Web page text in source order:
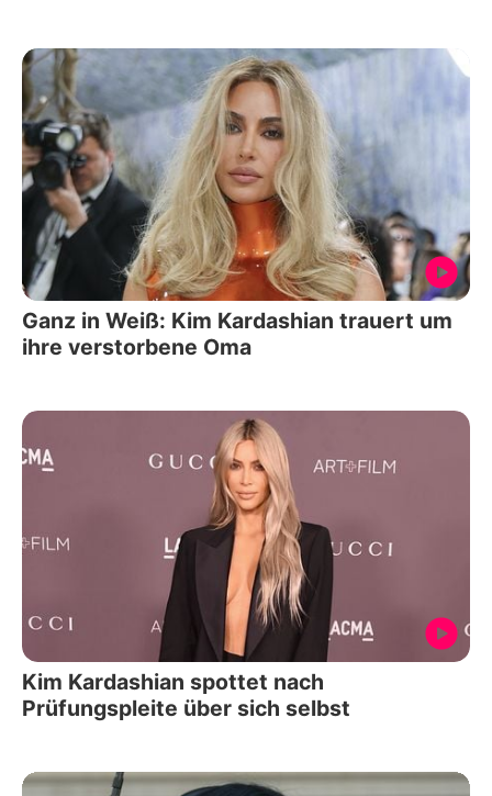
Ganz in Weiß: Kim Kardashian trauert um
ihre verstorbene Oma
Kim Kardashian spottet nach
Prüfungspleite über sich selbst